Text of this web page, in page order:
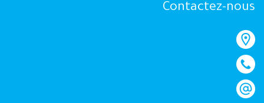
Contactez-nous